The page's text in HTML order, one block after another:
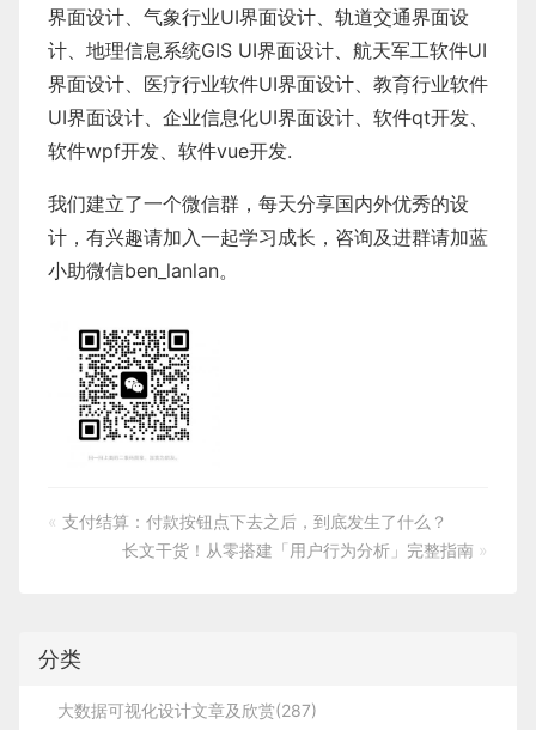
界面设计 气象行业UI界面设计
轨道交通界面设
计
地理信息系统GIS UI界面设计 航天军工软件UI
界面设计
医疗行业软件UI界面设计
教育行业软件
UI界面设计
企业信息化UI界面设计、 软件qt开发
软件wpf开发
软件vue开发.
我们建立了一个微信群，每天分享国内外优秀的设
计，有兴趣请加入一起学习成长，咨询及进群请加蓝
小助微信ben_lanlan。
« 支付结算：付款按钮点下去之后，到底发生了什么？
长文干货！从零搭建「用户行为分析」完整指南 »
分类
大数据可视化设计文章及欣赏(287)